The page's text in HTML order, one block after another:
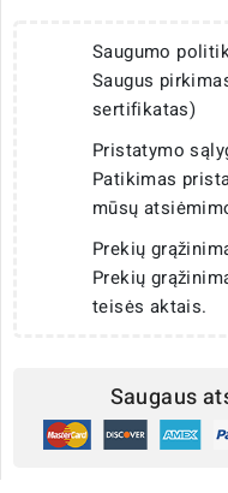
Saugumo
Saugus
sertifikatas)
Pristatymo
Patikimas
mūsų
Prekių
Prekių
teisės aktais.
Saugaus